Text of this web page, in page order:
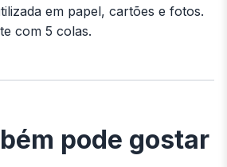
em papel, cartões e fotos.
com 5 colas.
pode gostar